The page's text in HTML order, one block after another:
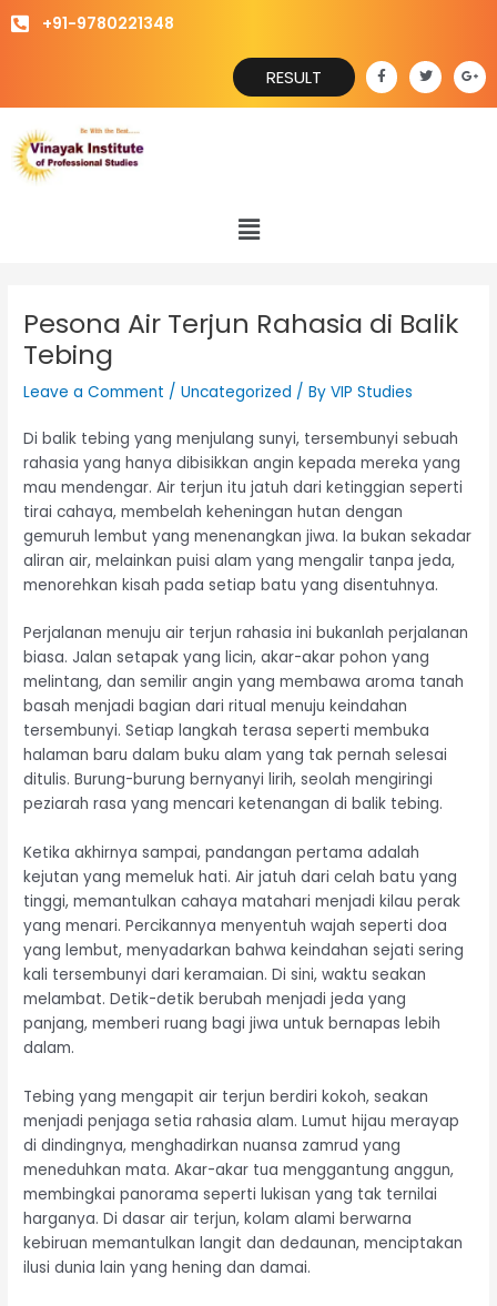
Skip
to
+91-9780221348
RESULT F
a
c
e
T
w
i
t
G
o
o
g
Menu
Pesona Air Terjun Rahasia di Balik
Tebing
Leave a Comment /Uncategorized / ByVIP Studies
Di balik tebing yang menjulang sunyi, tersembunyi sebuah
rahasia yang hanya dibisikkan angin kepada mereka yang
mau mendengar. Air terjun itu jatuh dari ketinggian seperti
tirai cahaya, membelah keheningan hutan dengan
gemuruh lembut yang menenangkan jiwa. Ia bukan sekadar
aliran air, melainkan puisi alam yang mengalir tanpa jeda,
menorehkan kisah pada setiap batu yang disentuhnya.
Perjalanan menuju air terjun rahasia ini bukanlah perjalanan
biasa. Jalan setapak yang licin, akar-akar pohon yang
melintang, dan semilir angin yang membawa aroma tanah
basah menjadi bagian dari ritual menuju keindahan
tersembunyi. Setiap langkah terasa seperti membuka
halaman baru dalam buku alam yang tak pernah selesai
ditulis. Burung-burung bernyanyi lirih, seolah mengiringi
peziarah rasa yang mencari ketenangan di balik tebing.
Ketika akhirnya sampai, pandangan pertama adalah
kejutan yang memeluk hati. Air jatuh dari celah batu yang
tinggi, memantulkan cahaya matahari menjadi kilau perak
yang menari. Percikannya menyentuh wajah seperti doa
yang lembut, menyadarkan bahwa keindahan sejati sering
kali tersembunyi dari keramaian. Di sini, waktu seakan
melambat. Detik-detik berubah menjadi jeda yang
panjang, memberi ruang bagi jiwa untuk bernapas lebih
dalam.
Tebing yang mengapit air terjun berdiri kokoh, seakan
menjadi penjaga setia rahasia alam. Lumut hijau merayap
di dindingnya, menghadirkan nuansa zamrud yang
meneduhkan mata. Akar-akar tua menggantung anggun,
membingkai panorama seperti lukisan yang tak ternilai
harganya. Di dasar air terjun, kolam alami berwarna
kebiruan memantulkan langit dan dedaunan, menciptakan
ilusi dunia lain yang hening dan damai.